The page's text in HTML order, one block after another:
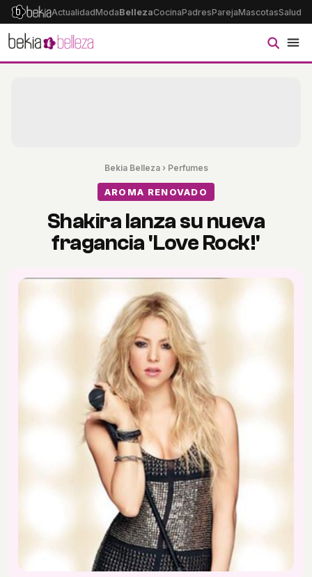
ActualidadModaBellezaCocinaPadresParejaMascotasSalud
Bekia Belleza› Perfumes
AROMA RENOVADO
Shakira lanza su nueva
fragancia 'Love Rock!'